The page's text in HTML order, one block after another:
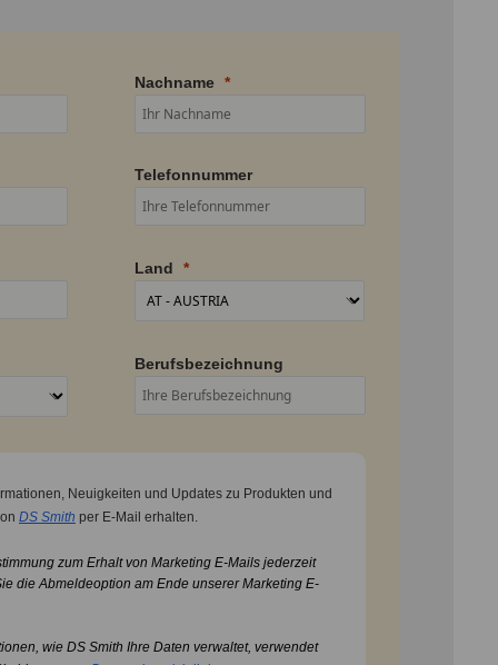
Nachname
Telefonnummer
Land
Berufsbezeichnung
Neuigkeiten und Updates zu Produkten und
DS Smith per E-Mail erhalten.
zum Erhalt von Marketing E-Mails jederzeit
die Abmeldeoption am Ende unserer Marketing E-
wie DS Smith Ihre Daten verwaltet, verwendet